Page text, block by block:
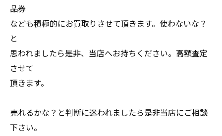
品券
なども積極的にお買取りさせて頂きます。使わないな？
と
思われましたら是非、当店へお持ちください。高額査定
させて
頂きます。
売れるかな？と判断に迷われましたら是非当店にご相談
下さい。